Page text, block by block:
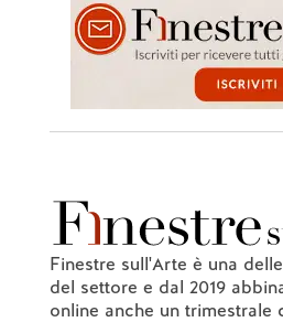
Finestre sull'Arte è una
del settore e dal 2019
online anche un trimestrale